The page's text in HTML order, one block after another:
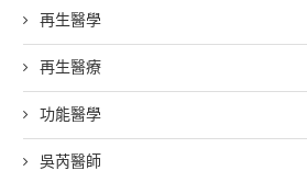
再生醫學
再生醫療
功能醫學
吳芮醫師